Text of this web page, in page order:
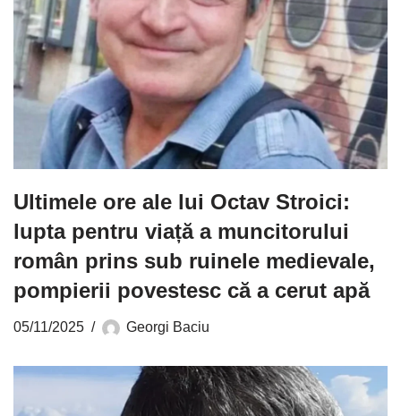
Ultimele ore ale lui Octav Stroici:
lupta pentru viață a muncitorului
român prins sub ruinele medievale,
pompierii povestesc că a cerut apă
05/11/2025 Georgi Baciu